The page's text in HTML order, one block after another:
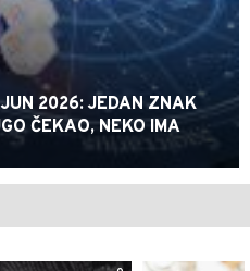
2026: JEDAN ZNAK
ČEKAO, NEKO IMA